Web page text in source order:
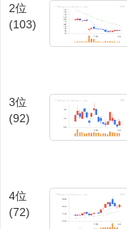
2位
(103)
3位
(92)
4位
(72)